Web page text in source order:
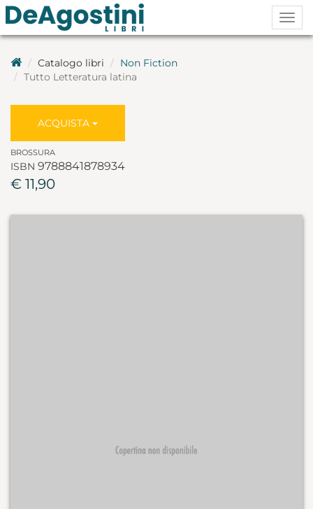
Catalogo libri
Non Fiction
Tutto Letteratura latina
ACQUISTA
BROSSURA
ISBN 9788841878934
€ 11,90